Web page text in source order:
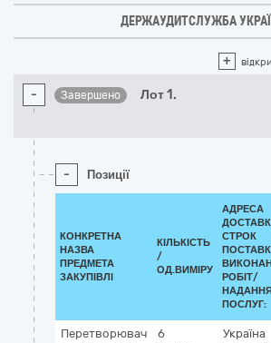
ДЕРЖАУДИТСЛУЖБА
+
- Завершено Лот 1.
- Позиції
КОНКРЕТНА
НАЗВА
ПРЕДМЕТА
ЗАКУПІВЛІ
КІЛЬКІСТЬ
/
ОД.ВИМІРУ
АДРЕСА
СТРОК
РОБІТ/
ПОСЛУГ:
Перетворювач
6
Україна